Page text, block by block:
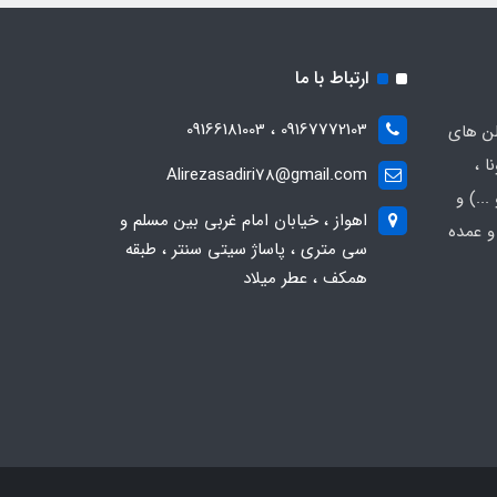
های
،
...) و
عمده
ارتباط با ما
09167772103 ، 09166181003
Alirezasadiri78@gmail.com
اهواز ، خیابان امام غربی بین مسلم و
سی متری ، پاساژ سیتی سنتر ، طبقه
همکف ، عطر میلاد